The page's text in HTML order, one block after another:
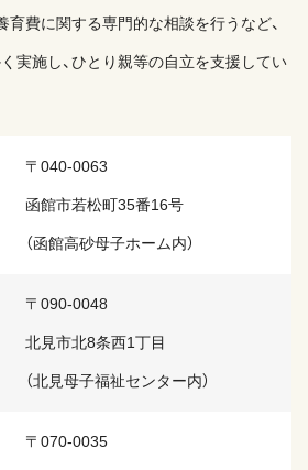
育費に関する専門的な相談を行うなど、
実施し、ひとり親等の自立を支援してい
〒040-0063
函館市若松町35番16号
（函館高砂母子ホーム内）
〒090-0048
北見市北8条西1丁目
（北見母子福祉センター内）
〒070-0035